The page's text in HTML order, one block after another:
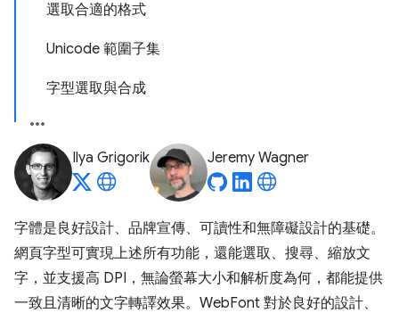
選取合適的格式
Unicode 範圍子集
字型選取與合成
Ilya Grigorik Jeremy Wagner
字體是良好設計、品牌宣傳、可讀性和無障礙設計的基礎。
網頁字型可實現上述所有功能，還能選取、搜尋、縮放文
字，並支援高 DPI，無論螢幕大小和解析度為何，都能提供
一致且清晰的文字轉譯效果。WebFont 對於良好的設計、